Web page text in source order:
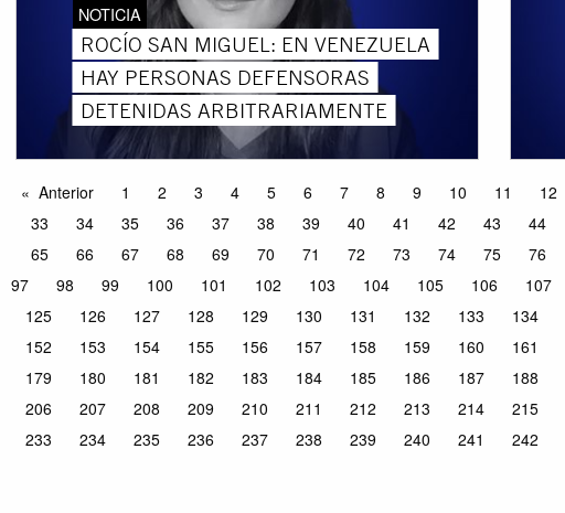
NOTICIA
ROCÍO SAN MIGUEL: EN VENEZUELA
HAY PERSONAS DEFENSORAS
DETENIDAS ARBITRARIAMENTE
Anterior 1 2 3 4 5 6 7 8 9 10 11 12
33
34 35 36 37 38 39 40 41 42 43 44
65
66 67 68 69 70 71 72 73 74 75 76
97
98 99 100 101 102 103 104 105 106 107
125
126 127 128 129 130 131 132 133 134
152
153 154 155 156 157 158 159 160 161
179
180 181 182 183 184 185 186 187 188
206
207 208 209 210 211 212 213 214 215
233
234 235 236 237 238 239 240 241 242